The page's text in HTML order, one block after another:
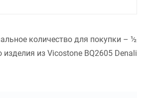
количество для покупки – ½
из Vicostone BQ2605 Denali